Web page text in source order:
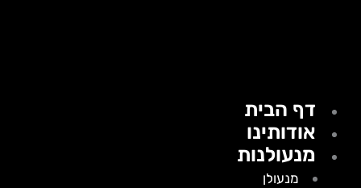
דף הבית
אודותינו
מנעולנות
מנעולן